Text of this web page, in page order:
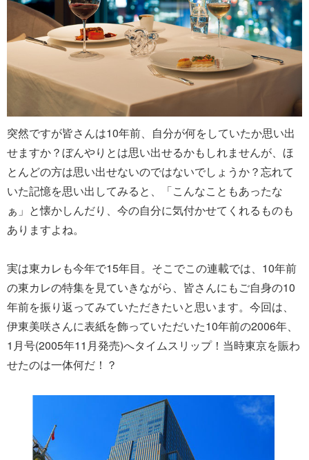
突然ですが皆さんは10年前、自分が何をしていたか思い出
せますか？ぼんやりとは思い出せるかもしれませんが、ほ
とんどの方は思い出せないのではないでしょうか？忘れて
いた記憶を思い出してみると、「こんなこともあったな
ぁ」と懐かしんだり、今の自分に気付かせてくれるものも
ありますよね。
実は東カレも今年で15年目。そこでこの連載では、10年前
の東カレの特集を見ていきながら、皆さんにもご自身の10
年前を振り返ってみていただきたいと思います。今回は、
伊東美咲さんに表紙を飾っていただいた10年前の2006年、
1月号(2005年11月発売)へタイムスリップ！当時東京を賑わ
せたのは一体何だ！？